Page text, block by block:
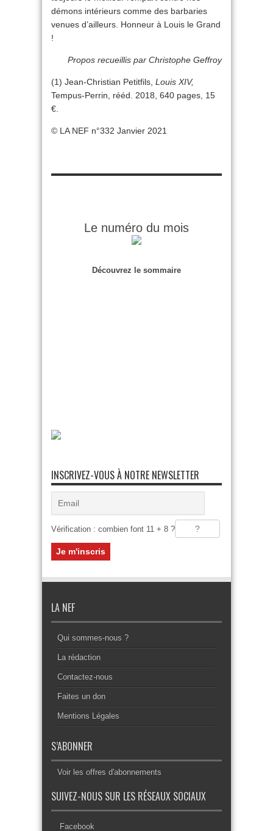
démons intérieurs comme des barbaries
venues d’ailleurs. Honneur à Louis le Grand
!
Propos recueillis par Christophe Geffroy
(1) Jean-Christian Petitfils, Louis XIV,
Tempus-Perrin, rééd. 2018, 640 pages, 15
€.
© LA NEF n°332 Janvier 2021
Le numéro du mois
Découvrez le sommaire
INSCRIVEZ-VOUS À NOTRE NEWSLETTER
Vérification : combien font 11 + 8 ?
LA NEF
Qui sommes-nous ?
La rédaction
Contactez-nous
Faites un don
Mentions Légales
S’ABONNER
Voir les offres d'abonnements
SUIVEZ-NOUS SUR LES RÉSEAUX SOCIAUX
Facebook